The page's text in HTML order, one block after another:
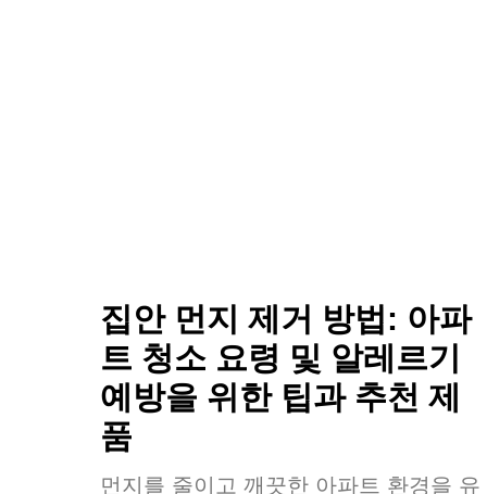
집안 먼지 제거 방법: 아파
트 청소 요령 및 알레르기
예방을 위한 팁과 추천 제
품
먼지를 줄이고 깨끗한 아파트 환경을 유